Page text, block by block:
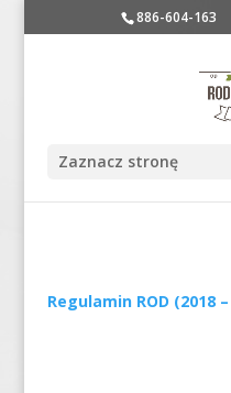
886-604-163
Zaznacz stronę
Regulamin ROD (2018